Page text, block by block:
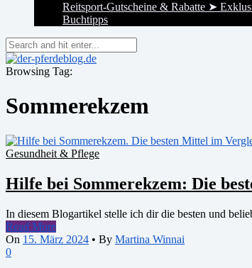
Reitsport-Gutscheine & Rabatte ➤
Buchtipps
Browsing Tag:
Sommerekzem
Gesundheit & Pflege
Hilfe bei Sommerekzem: Die
In diesem Blogartikel stelle ich dir die besten und
Read More
On 15. März 2024 • By Martina Winnai
0